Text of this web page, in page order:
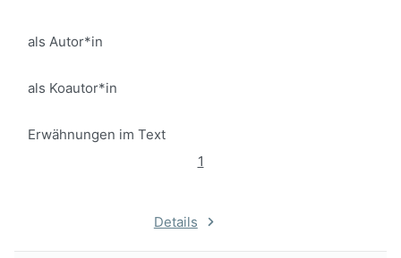
als Autor*in
als Koautor*in
Erwähnungen im Text
1
Details